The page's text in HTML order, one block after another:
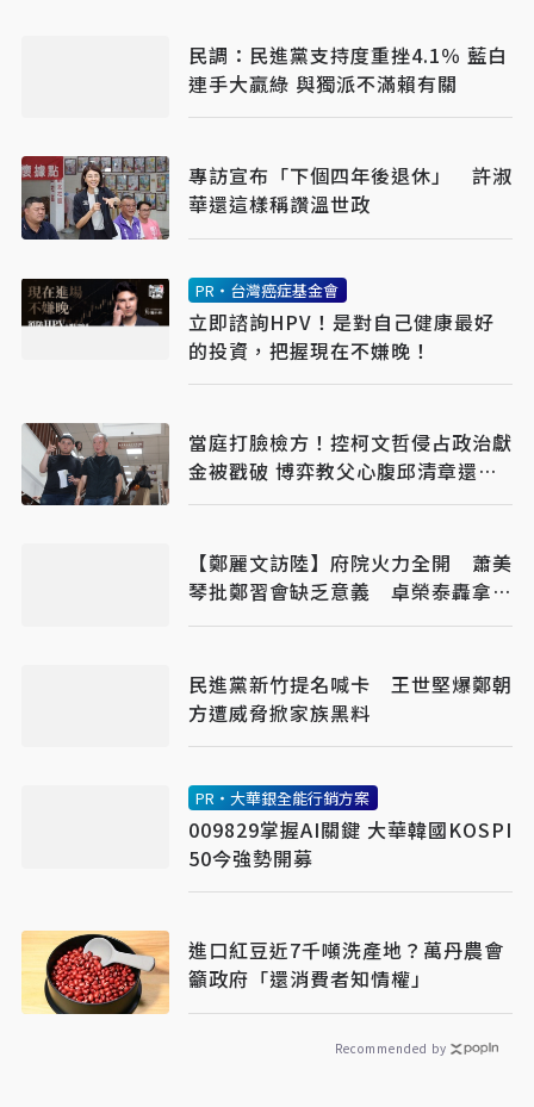
民調：民進黨支持度重挫4.1％ 藍白
連手大贏綠 與獨派不滿賴有關
專訪宣布「下個四年後退休」 許淑
華還這樣稱讚溫世政
PR・台灣癌症基金會
立即諮詢HPV！是對自己健康最好
的投資，把握現在不嫌晚！
當庭打臉檢方！控柯文哲侵占政治獻
金被戳破 博弈教父心腹邱清章還原
送錢始末
【鄭麗文訪陸】府院火力全開 蕭美
琴批鄭習會缺乏意義 卓榮泰轟拿國
家主權玩火
民進黨新竹提名喊卡 王世堅爆鄭朝
方遭威脅掀家族黑料
PR・大華銀全能行銷方案
009829掌握AI關鍵 大華韓國KOSPI
50今強勢開募
進口紅豆近7千噸洗產地？萬丹農會
籲政府「還消費者知情權」
Recommended by